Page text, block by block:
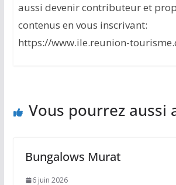
aussi devenir contributeur et
contenus en vous inscrivant:
https://www.ile.reunion-
Vous pourrez aussi
Bungalows Murat
6 juin 2026